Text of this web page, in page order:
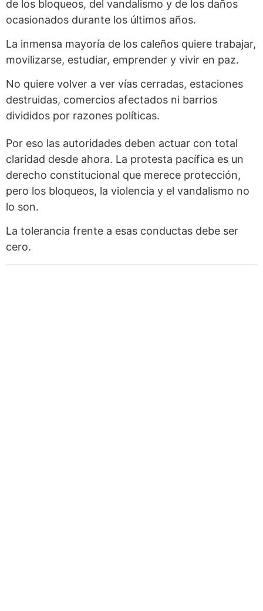
de los bloqueos, del vandalismo y de los daños
ocasionados durante los últimos años.
La inmensa mayoría de los caleños quiere trabajar,
movilizarse, estudiar, emprender y vivir en paz.
No quiere volver a ver vías cerradas, estaciones
destruidas, comercios afectados ni barrios
divididos por razones políticas.
Por eso las autoridades deben actuar con total
claridad desde ahora. La protesta pacífica es un
derecho constitucional que merece protección,
pero los bloqueos, la violencia y el vandalismo no
lo son.
La tolerancia frente a esas conductas debe ser
cero.